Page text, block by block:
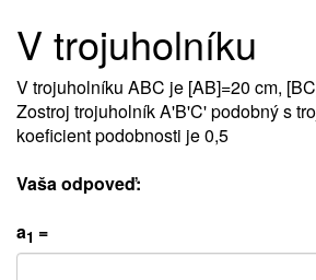
V trojuholníku
V trojuholníku ABC je [AB]=20 cm,
Zostroj trojuholník A'B'C' podobný s
koeficient podobnosti je 0,5
Vaša odpoveď:
a1 =